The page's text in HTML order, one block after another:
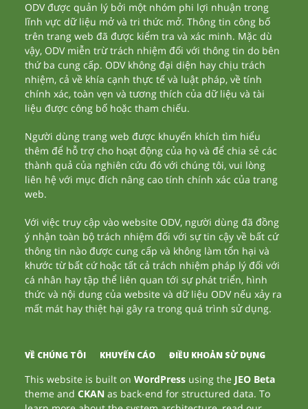
ODV được quản lý bởi một nhóm phi lợi nhuận trong
lĩnh vực dữ liệu mở và tri thức mở. Thông tin công bố
trên trang web đã được kiểm tra và xác minh. Mặc dù
vậy, ODV miễn trừ trách nhiệm đối với thông tin do bên
thứ ba cung cấp. ODV không đại diện hay chịu trách
nhiệm, cả về khía cạnh thực tế và luật pháp, về tính
chính xác, toàn vẹn và tương thích của dữ liệu và tài
liệu được công bố hoặc tham chiếu.
Người dùng trang web được khuyến khích tìm hiểu
thêm để hỗ trợ cho hoạt động của họ và để chia sẻ các
thành quả của nghiên cứu đó với chúng tôi, vui lòng
liên hệ với mục đích nâng cao tính chính xác của trang
web.
Với việc truy cập vào website ODV, người dùng đã đồng
ý nhận toàn bộ trách nhiệm đối với sự tin cậy về bất cứ
thông tin nào được cung cấp và không làm tổn hại và
khước từ bất cứ hoặc tất cả trách nhiệm pháp lý đối với
cá nhân hay tập thể liên quan tới sự phát triển, hình
thức và nội dung của website và dữ liệu ODV nếu xảy ra
mất mát hay thiệt hại gây ra trong quá trình sử dụng.
VỀ CHÚNG TÔI KHUYẾN CÁO ĐIỀU KHOẢN SỬ DỤNG
This website is built onWordPress using the JEO Beta
theme andCKAN as back-end for structured data. To